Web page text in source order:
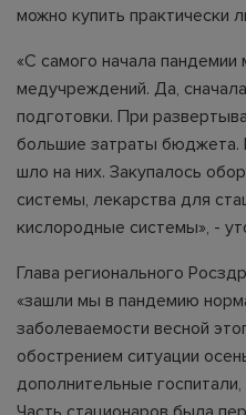
можно купить
«С самого начала
медучреждений. Да,
подготовки. При
большие затраты бюджета.
шло на них. Закупалось
системы, лекарства для
кислородные системы», -
Глава регионального
«зашли мы в пандемию
заболеваемости весной
обострением ситуации
дополнительные